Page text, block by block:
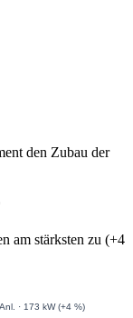
den Zubau der
am stärksten zu (+4